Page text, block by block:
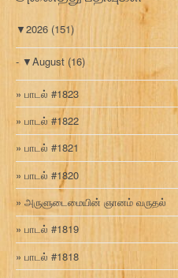
▼2026 (151)
▼August (16)
பாடல் #1823
பாடல் #1822
பாடல் #1821
பாடல் #1820
அருளுடைமையின் ஞானம் வருதல்
பாடல் #1819
பாடல் #1818